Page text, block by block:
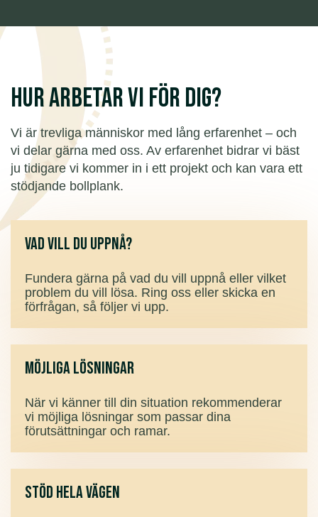
Hur arbetar vi för dig?
Vi är trevliga människor med lång erfarenhet – och
vi delar gärna med oss. Av erfarenhet bidrar vi bäst
ju tidigare vi kommer in i ett projekt och kan vara ett
stödjande bollplank.
Vad vill du uppnå?
Fundera gärna på vad du vill uppnå eller vilket
problem du vill lösa. Ring oss eller skicka en
förfrågan, så följer vi upp.
Möjliga lösningar
När vi känner till din situation rekommenderar
vi möjliga lösningar som passar dina
förutsättningar och ramar.
Stöd hela vägen